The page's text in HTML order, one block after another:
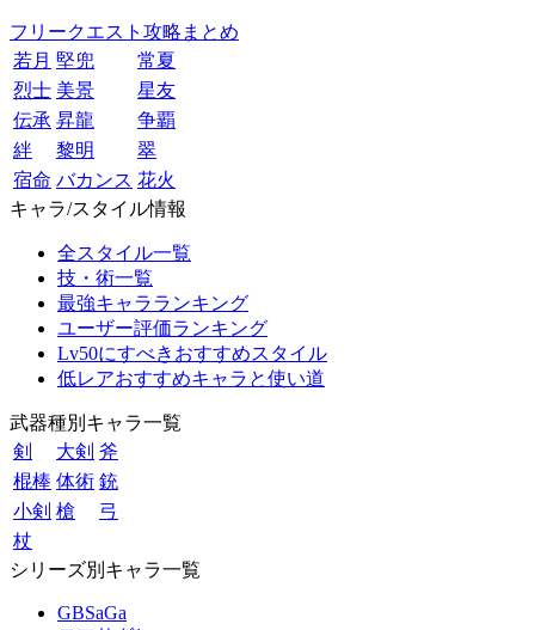
フリークエスト攻略まとめ
若月 堅兜
常夏
烈士 美景
星友
伝承 昇龍
争覇
絆
黎明
翠
宿命 バカンス 花火
キャラ/スタイル情報
全スタイル一覧
技・術一覧
最強キャラランキング
ユーザー評価ランキング
Lv50にすべきおすすめスタイル
低レアおすすめキャラと使い道
武器種別キャラ一覧
剣
大剣 斧
棍棒 体術 銃
小剣 槍
弓
杖
シリーズ別キャラ一覧
GBSaGa